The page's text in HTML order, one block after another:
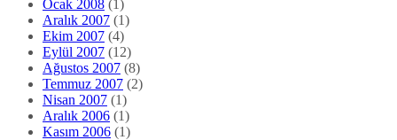
Ocak 2008 (1)
Aralık 2007 (1)
Ekim 2007 (4)
Eylül 2007 (12)
Ağustos 2007 (8)
Temmuz 2007 (2)
Nisan 2007 (1)
Aralık 2006 (1)
Kasım 2006 (1)